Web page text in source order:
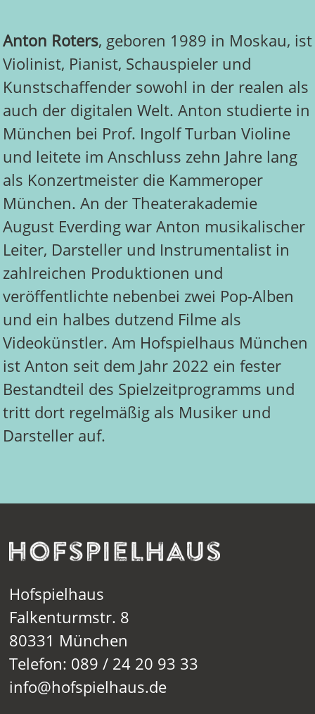
Anton Roters, geboren 1989 in Moskau, ist
Violinist, Pianist, Schauspieler und
Kunstschaffender sowohl in der realen als
auch der digitalen Welt. Anton studierte in
München bei Prof. Ingolf Turban Violine
und leitete im Anschluss zehn Jahre lang
als Konzertmeister die Kammeroper
München. An der Theaterakademie
August Everding war Anton musikalischer
Leiter, Darsteller und Instrumentalist in
zahlreichen Produktionen und
veröffentlichte nebenbei zwei Pop-Alben
und ein halbes dutzend Filme als
Videokünstler. Am Hofspielhaus München
ist Anton seit dem Jahr 2022 ein fester
Bestandteil des Spielzeitprogramms und
tritt dort regelmäßig als Musiker und
Darsteller auf.
Hofspielhaus
Falkenturmstr. 8
80331 München
Telefon: 089 / 24 20 93 33
info@hofspielhaus.de